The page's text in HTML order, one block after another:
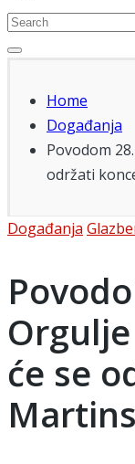
Search
Home
Događanja
Povodom
održati
Posted
Događanja
će se